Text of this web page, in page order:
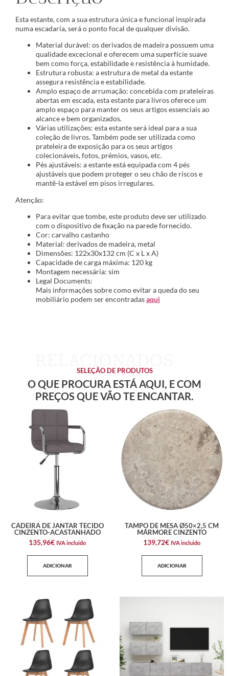
Esta estante, com a sua estrutura única e funcional inspirada
numa escadaria, será o ponto focal de qualquer divisão.
Material durável: os derivados de madeira possuem uma
qualidade excecional e oferecem uma superfície suave
bem como força, estabilidade e resistência à humidade.
Estrutura robusta: a estrutura de metal da estante
assegura resistência e estabilidade.
Amplo espaço de arrumação: concebida com prateleiras
abertas em escada, esta estante para livros oferece um
amplo espaço para manter os seus artigos essenciais ao
alcance e bem organizados.
Várias utilizações: esta estante será ideal para a sua
coleção de livros. Também pode ser utilizada como
prateleira de exposição para os seus artigos
colecionáveis, fotos, prémios, vasos, etc.
Pés ajustáveis: a estante está equipada com 4 pés
ajustáveis que podem proteger o seu chão de riscos e
mantê-la estável em pisos irregulares.
Atenção:
Para evitar que tombe, este produto deve ser utilizado
com o dispositivo de fixação na parede fornecido.
Cor: carvalho castanho
Material: derivados de madeira, metal
Dimensões: 122x30x132 cm (C x L x A)
Capacidade de carga máxima: 120 kg
Montagem necessária: sim
Legal Documents:
Mais informações sobre como evitar a queda do seu
mobiliário podem ser encontradasaqui
SELEÇÃO DE PRODUTOS
O QUE PROCURA ESTÁ AQUI, E COM
PREÇOS QUE VÃO TE ENCANTAR.
CADEIRA DE JANTAR TECIDO
CINZENTO-ACASTANHADO
135,96€ IVA incluido
ADICIONAR
TAMPO DE MESA Ø50×2,5 CM
MÁRMORE CINZENTO
139,72€ IVA incluido
ADICIONAR